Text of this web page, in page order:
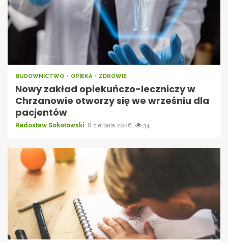
BUDOWNICTWO OPIEKA ZDROWIE
Nowy zakład opiekuńczo-leczniczy w
Chrzanowie otworzy się we wrześniu dla
pacjentów
Radosław Sokołowski 8 sierpnia 2026 34